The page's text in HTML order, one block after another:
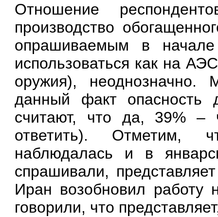
Отношение
производство
опрашиваемым в
использоваться как на
оружия),
данный факт опасность
считают, что да, 39% –
ответить). Отметим,
наблюдалась и в
спрашивали,
Иран возобновил работу
говорили, что